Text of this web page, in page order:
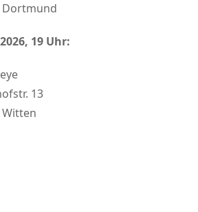
Dortmund
19 Uhr:
13
Witten